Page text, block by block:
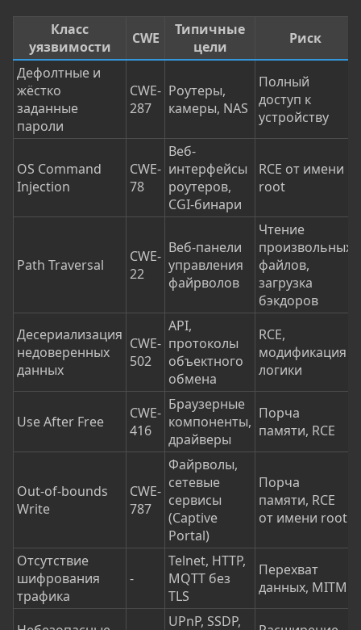
Класс
уязвимости
CWE
Типичные
цели
Риск
Дефолтные и
жёстко
заданные
пароли
CWE-
287
Роутеры,
камеры, NAS
Полный
доступ к
устройству
OS Command
Injection
CWE-
78
Веб-
интерфейсы
роутеров,
CGI-бинари
RCE от имени
root
Path Traversal
CWE-
22
Веб-панели
управления
файрволов
Чтение
произвольных
файлов,
загрузка
бэкдоров
Десериализация
недоверенных
данных
CWE-
502
API,
протоколы
объектного
обмена
RCE,
модификация
логики
Use After Free
CWE-
416
Браузерные
компоненты,
драйверы
Порча
памяти, RCE
Out-of-bounds
Write
CWE-
787
Файрволы,
сетевые
сервисы
(Captive
Portal)
Порча
памяти, RCE
от имени root
Отсутствие
шифрования
трафика
-
Telnet, HTTP,
MQTT без
TLS
Перехват
данных, MITM
UPnP, SSDP,